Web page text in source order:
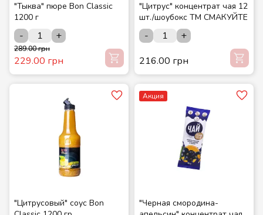
"Тыква" пюре Bon Classic
1200 г
- +
289.00 грн
229.00 грн
"Цитрус" концентрат чая 12
шт./шоубокс ТМ СМАКУЙТЕ
-
+
216.00 грн
"Цитрусовый" соус Bon
Акция
"Черная смородина-